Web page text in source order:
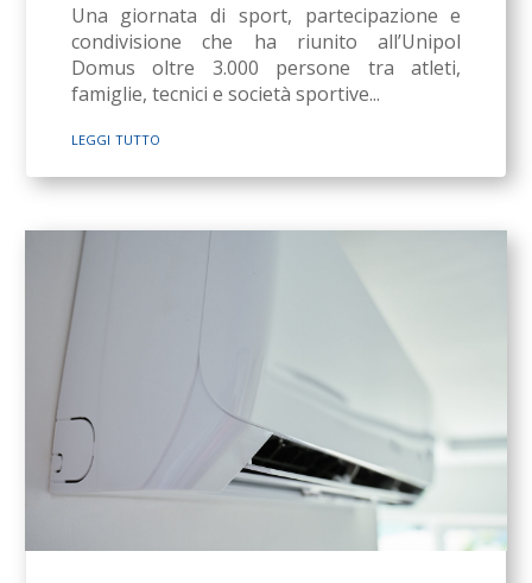
Una giornata di sport, partecipazione e
condivisione che ha riunito all’Unipol
Domus oltre 3.000 persone tra atleti,
famiglie, tecnici e società sportive...
leggi tutto